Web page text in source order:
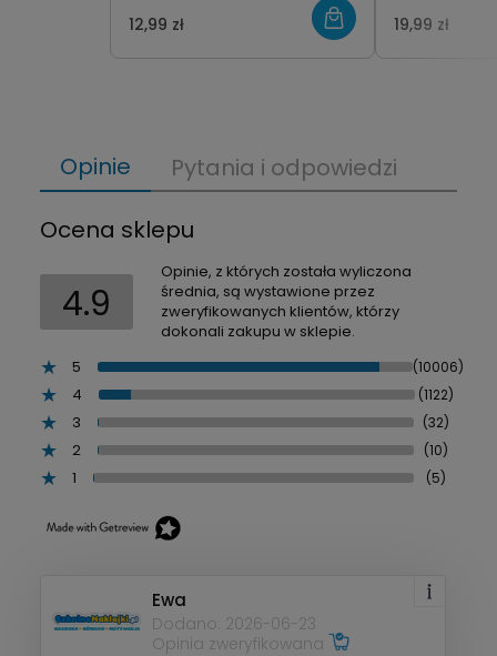
12,99 zł
19,99 zł
Opinie
Pytania i odpowiedzi
Ocena sklepu
4.9
Opinie, z których została wyliczona
średnia, są wystawione przez
zweryfikowanych klientów, którzy
dokonali zakupu w sklepie.
5
(10006)
4 (1122)
3 (32)
2 (10)
1 (5)
Ewa
Dodano: 2026-06-23
Opinia zweryfikowana